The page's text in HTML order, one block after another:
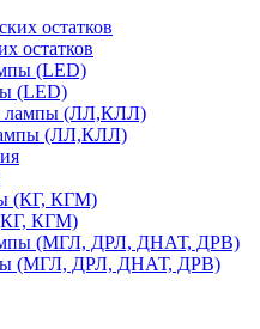
остатков
(LED)
(ЛЛ,КЛЛ)
КГМ)
(МГЛ, ДРЛ, ДНАТ, ДРВ)